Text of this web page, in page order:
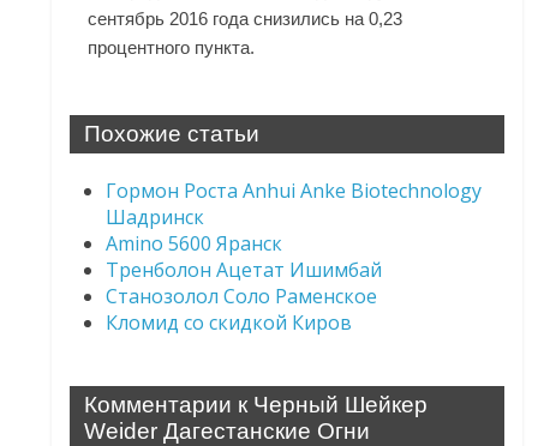
сентябрь 2016 года снизились на 0,23
процентного пункта.
Похожие статьи
Гормон Роста Anhui Anke Biotechnology
Шадринск
Amino 5600 Яранск
Тренболон Ацетат Ишимбай
Станозолол Соло Раменское
Кломид со скидкой Киров
Комментарии к Черный Шейкер
Weider Дагестанские Огни